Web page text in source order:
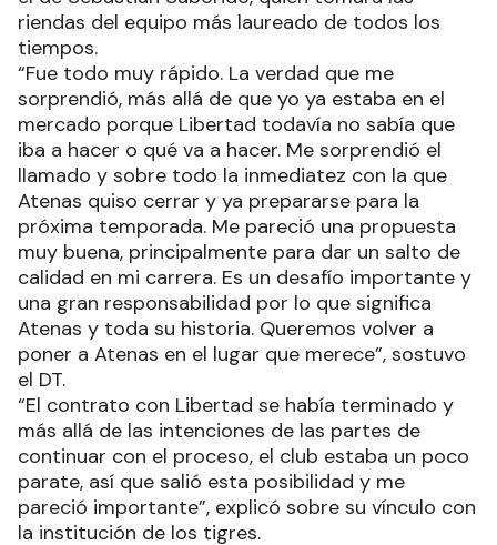
riendas del equipo más laureado de todos los
tiempos.
“Fue todo muy rápido. La verdad que me
sorprendió, más allá de que yo ya estaba en el
mercado porque Libertad todavía no sabía que
iba a hacer o qué va a hacer. Me sorprendió el
llamado y sobre todo la inmediatez con la que
Atenas quiso cerrar y ya prepararse para la
próxima temporada. Me pareció una propuesta
muy buena, principalmente para dar un salto de
calidad en mi carrera. Es un desafío importante y
una gran responsabilidad por lo que significa
Atenas y toda su historia. Queremos volver a
poner a Atenas en el lugar que merece”, sostuvo
el DT.
“El contrato con Libertad se había terminado y
más allá de las intenciones de las partes de
continuar con el proceso, el club estaba un poco
parate, así que salió esta posibilidad y me
pareció importante”, explicó sobre su vínculo con
la institución de los tigres.